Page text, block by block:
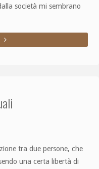
società mi sembrano
tra due persone, che
una certa libertà di